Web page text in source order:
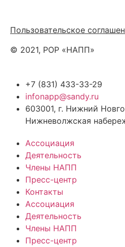
Пользовательское
© 2021, РОР «НАПП»
+7 (831) 433-33-29
infonapp@sandy.ru
603001, г. Нижний
Нижневолжская
Ассоциация
Деятельность
Члены НАПП
Пресс-центр
Контакты
Ассоциация
Деятельность
Члены НАПП
Пресс-центр